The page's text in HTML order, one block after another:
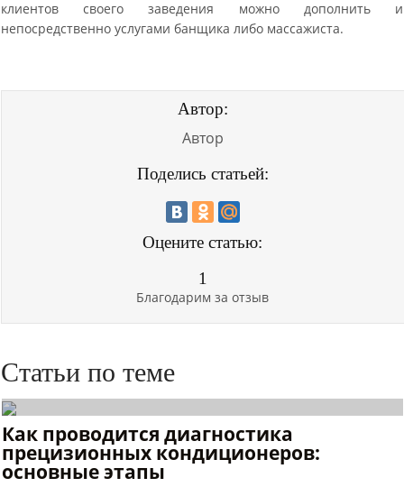
клиентов своего заведения можно дополнить и
непосредственно услугами банщика либо массажиста.
Автор:
Автор
Поделись статьей:
Оцените статью:
1
Благодарим за отзыв
Статьи по теме
Как проводится диагностика
прецизионных кондиционеров:
основные этапы